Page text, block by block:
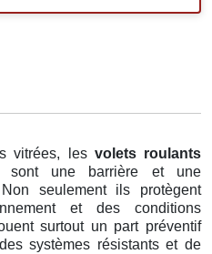
vitrées, les volets roulants
sont une barrière et une
seulement ils protègent
et des conditions
surtout un part préventif
systèmes résistants et de